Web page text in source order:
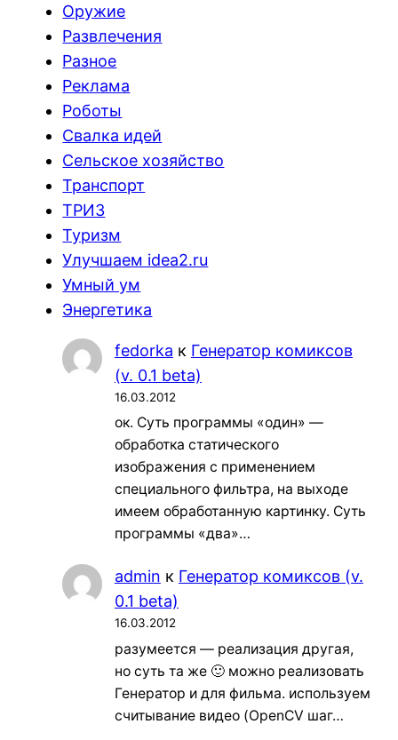
Оружие
Развлечения
Разное
Реклама
Роботы
Свалка идей
Сельское хозяйство
Транспорт
ТРИЗ
Туризм
Улучшаем idea2.ru
Умный ум
Энергетика
fedorka к Генератор комиксов
(v. 0.1 beta)
16.03.2012
ок. Суть программы «один» —
обработка статического
изображения с применением
специального фильтра, на выходе
имеем обработанную картинку. Суть
программы «два»…
admin к Генератор комиксов (v.
0.1 beta)
16.03.2012
разумеется — реализация другая,
но суть та же 🙂 можно реализовать
Генератор и для фильма. используем
считывание видео (OpenCV шаг…